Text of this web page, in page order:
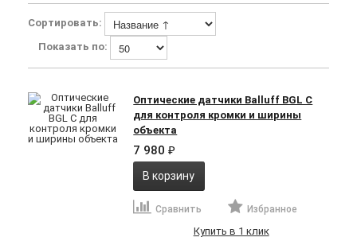
Сортировать:
Показать по:
Оптические датчики Balluff BGL C
для контроля кромки и ширины
объекта
7 980₽
В корзину
Сравнить Избранное
Купить в 1 клик